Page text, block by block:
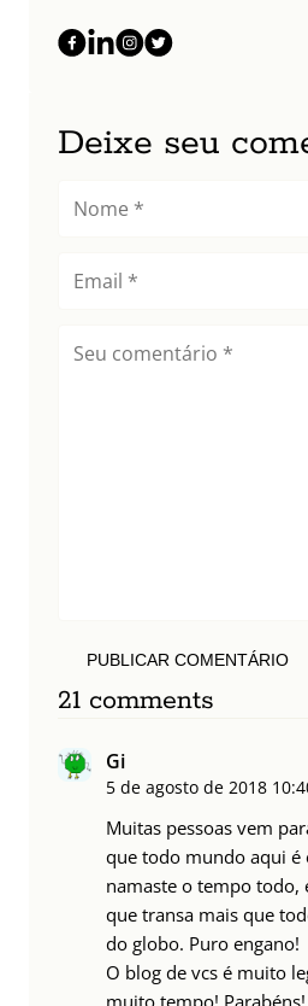
Deixe seu
PUBLICAR COMENTÁRIO
21 comments
Gi
5 de agosto de 2018
Muitas pessoas vem
que todo mundo aqui é
namaste o tempo todo,
que transa mais que
do globo. Puro engano!
O blog de vcs é muito